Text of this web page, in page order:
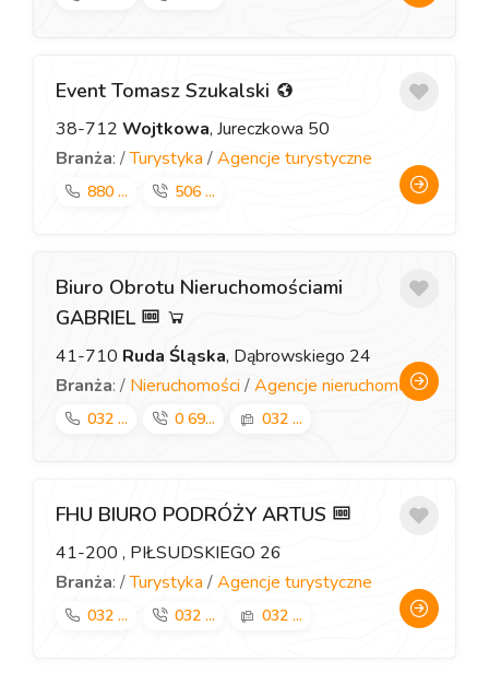
Event Tomasz Szukalski
38-712 Wojtkowa, Jureczkowa 50
Branża: /Turystyka /Agencje turystyczne
880 ... 506 ...
Biuro Obrotu Nieruchomościami
GABRIEL
41-710 Ruda Śląska, Dąbrowskiego 24
Branża: / Nieruchomości /Agencje nieruchomości
032 ... 0 69... 032 ...
FHU BIURO PODRÓŻY ARTUS
41-200 , PIŁSUDSKIEGO 26
Branża: /Turystyka /Agencje turystyczne
032 ... 032 ... 032 ...